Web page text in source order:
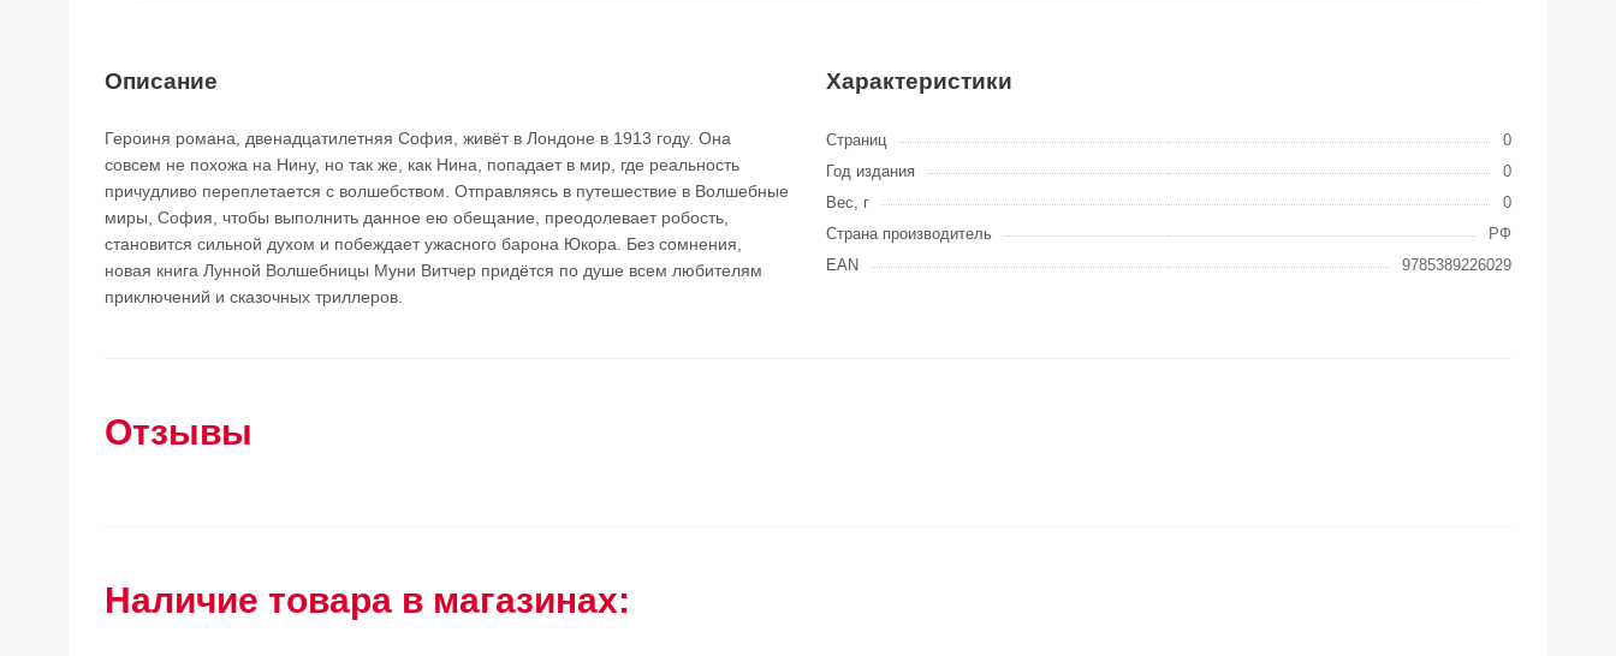
Описание
Героиня романа, двенадцатилетняя София, живёт в Лондоне в 1913 году. Она
совсем не похожа на Нину, но так же, как Нина, попадает в мир, где реальность
причудливо переплетается с волшебством. Отправляясь в путешествие в Волшебные
миры, София, чтобы выполнить данное ею обещание, преодолевает робость,
становится сильной духом и побеждает ужасного барона Юкора. Без сомнения,
новая книга Лунной Волшебницы Муни Витчер придётся по душе всем любителям
приключений и сказочных триллеров.
Характеристики
Страниц
0
Год издания
0
Вес, г
0
Страна производитель
РФ
EAN
9785389226029
Отзывы
Наличие товара в магазинах: